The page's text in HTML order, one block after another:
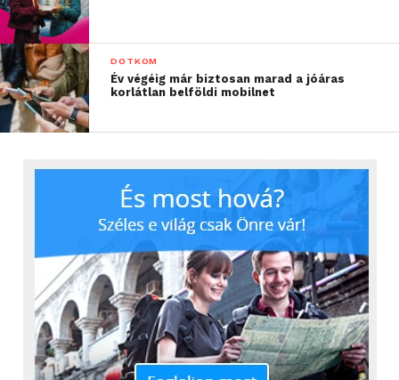
DOTKOM
Év végéig már biztosan marad a jóáras
korlátlan belföldi mobilnet